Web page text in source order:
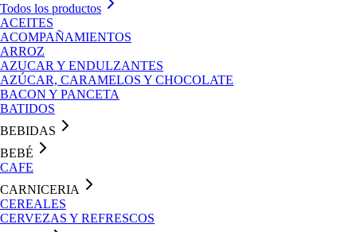
Todos los productos
ACEITES
ACOMPAÑAMIENTOS
ARROZ
AZUCAR Y ENDULZANTES
AZÚCAR, CARAMELOS Y CHOCOLATE
BACON Y PANCETA
BATIDOS
BEBIDAS
BEBÉ
CAFE
CARNICERIA
CEREALES
CERVEZAS Y REFRESCOS